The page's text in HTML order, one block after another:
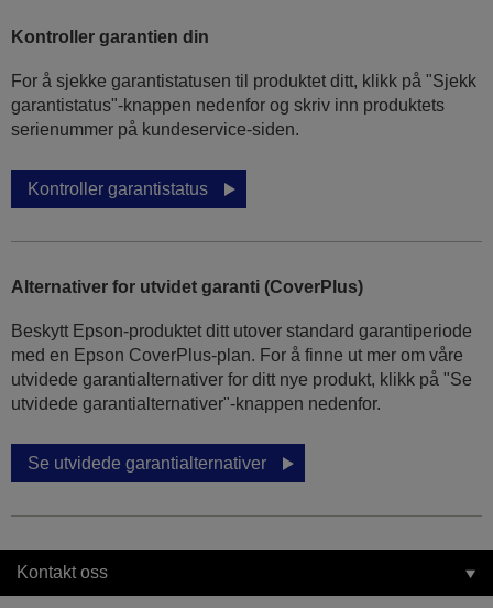
Kontroller garantien din
For å sjekke garantistatusen til produktet ditt, klikk på "Sjekk
garantistatus"-knappen nedenfor og skriv inn produktets
serienummer på kundeservice-siden.
Kontroller garantistatus
Alternativer for utvidet garanti (CoverPlus)
Beskytt Epson-produktet ditt utover standard garantiperiode
med en Epson CoverPlus-plan. For å finne ut mer om våre
utvidede garantialternativer for ditt nye produkt, klikk på "Se
utvidede garantialternativer"-knappen nedenfor.
Se utvidede garantialternativer
Kontakt oss